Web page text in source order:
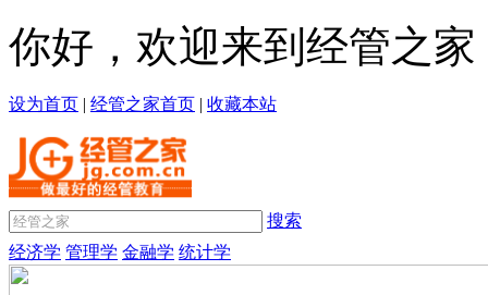
你好，欢迎来到经管之家
设为首页 | 经管之家首页 | 收藏本站
搜索
经济学 管理学 金融学 统计学